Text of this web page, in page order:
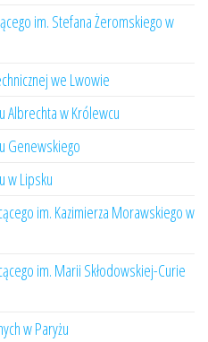
im. Stefana Żeromskiego w
we Lwowie
Albrechta w Królewcu
Genewskiego
w Lipsku
im. Kazimierza Morawskiego w
im. Marii Skłodowskiej-Curie
w Paryżu